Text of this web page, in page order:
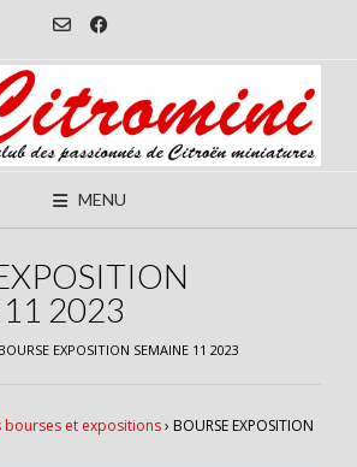
MENU
2023
BOURSE EXPOSITION SEMAINE 11 2023
bourses et expositions› BOURSE EXPOSITION